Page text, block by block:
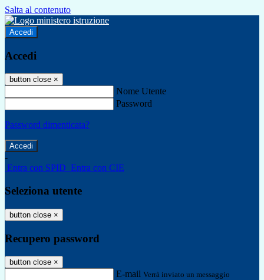
Salta al contenuto
Accedi
Accedi
button close ×
Nome Utente
Password
Password dimenticata?
-
Entra con SPID Entra con CIE
Seleziona utente
button close ×
Recupero password
button close ×
E-mail Verrà inviato un messaggio